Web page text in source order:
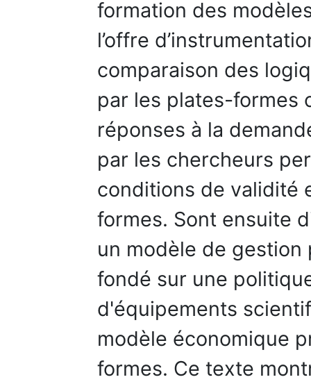
formation des
l’offre
comparaison des
par les plates-formes
réponses à la
par les chercheurs
conditions de validité
formes. Sont ensuite
un modèle de
fondé sur une
d'équipements
modèle économique
formes. Ce texte